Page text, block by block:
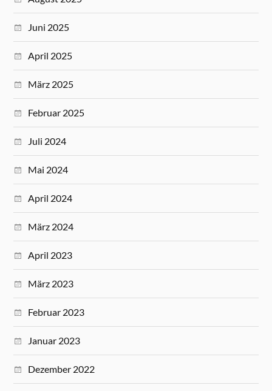
Juni 2025
April 2025
März 2025
Februar 2025
Juli 2024
Mai 2024
April 2024
März 2024
April 2023
März 2023
Februar 2023
Januar 2023
Dezember 2022